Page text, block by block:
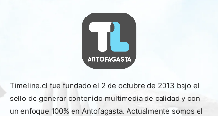
Timeline.cl fue fundado el 2 de octubre de 2013 bajo el
sello de generar contenido multimedia de calidad y con
un enfoque 100% en Antofagasta. Actualmente somos el